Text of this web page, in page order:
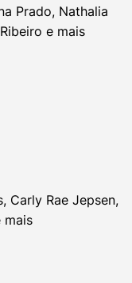
Prado, Nathalia
e mais
Carly Rae Jepsen,
mais